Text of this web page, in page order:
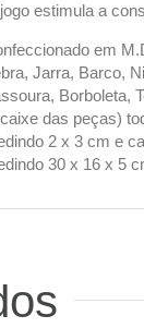
estimula a
em
Jarra, Barco,
Borboleta,
das peças)
2 x 3 cm e
30 x 16 x 5